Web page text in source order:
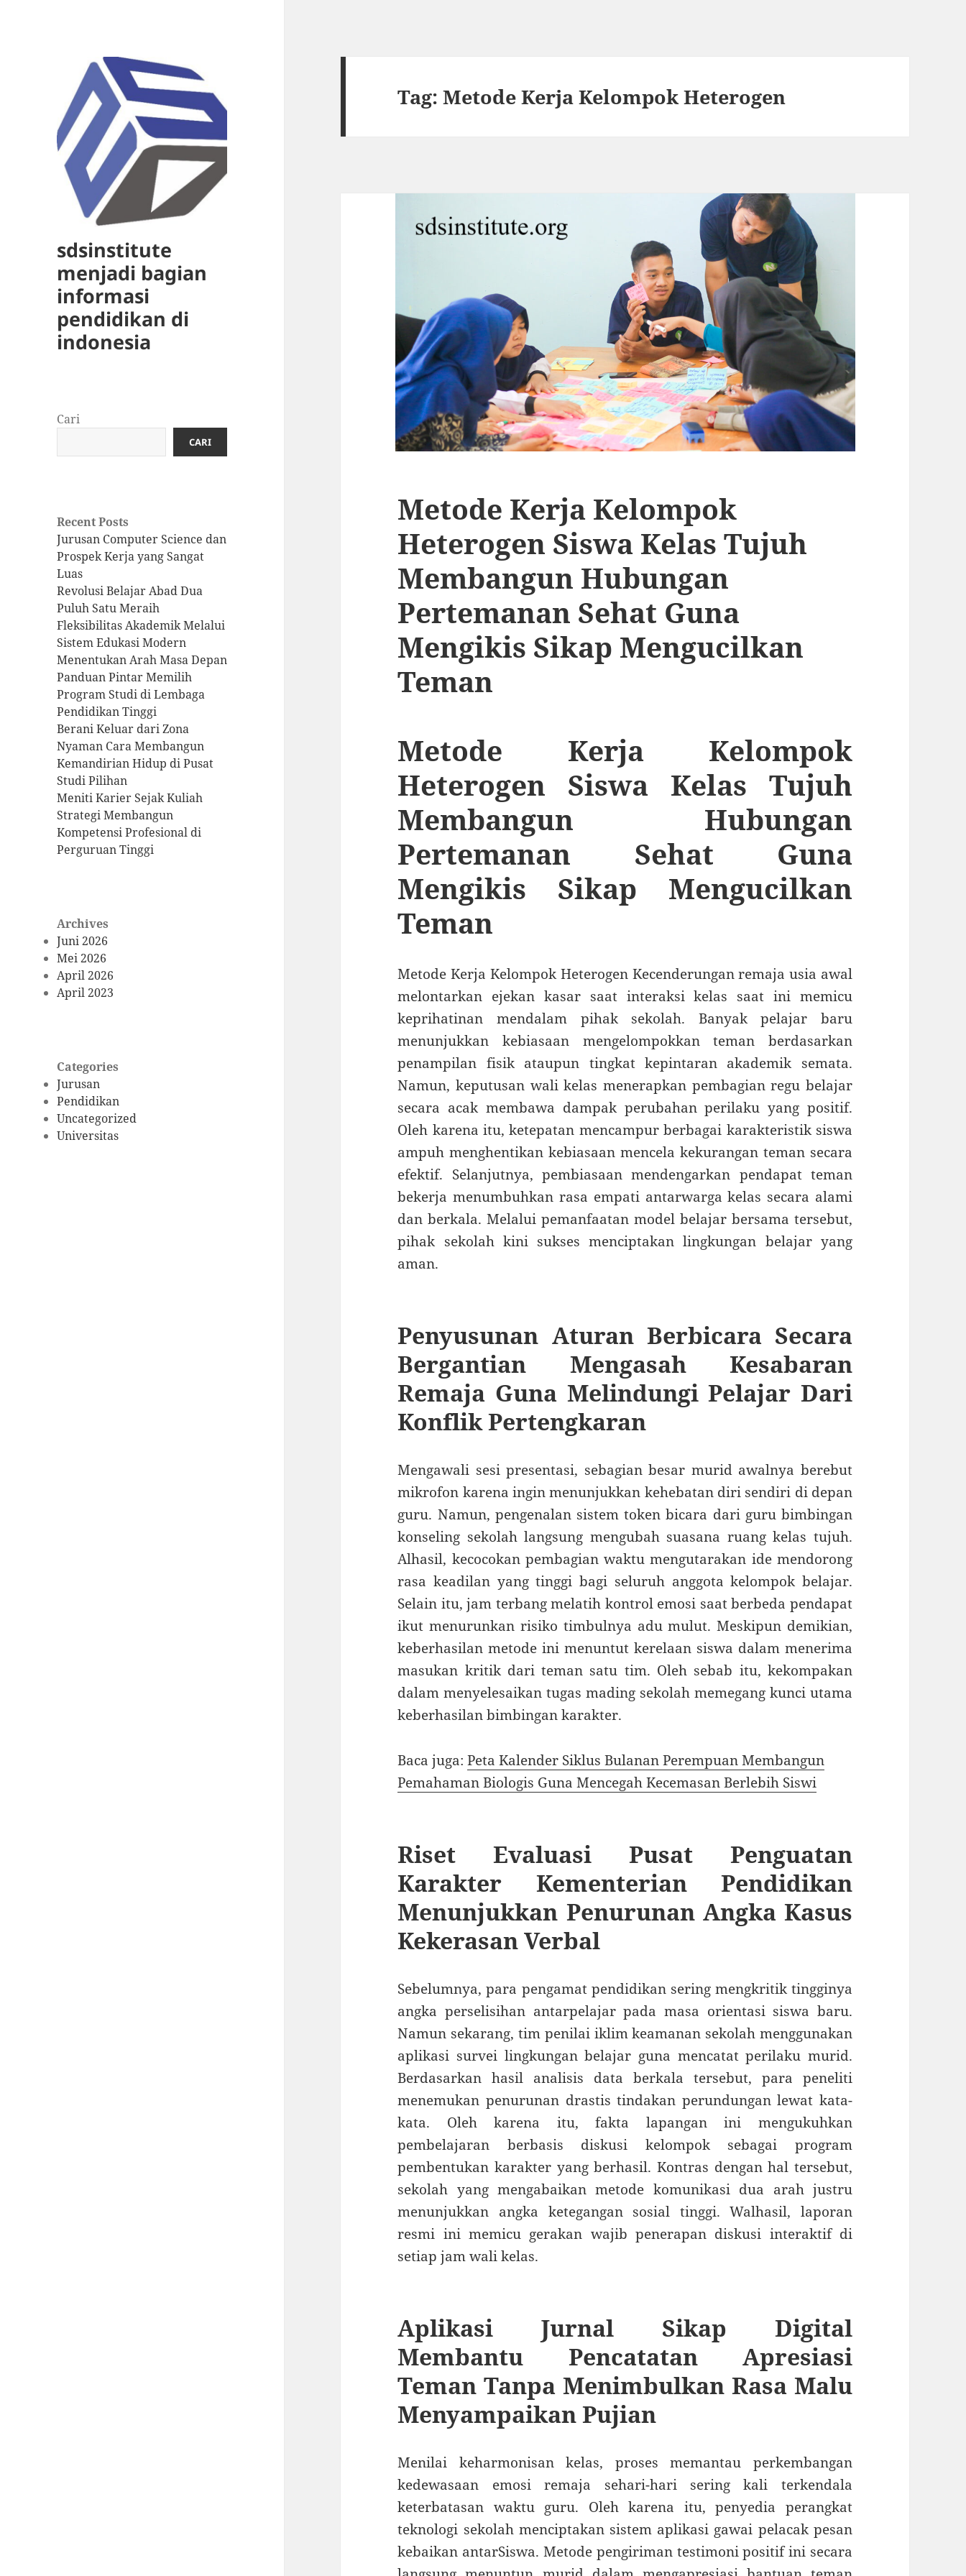
sdsinstitute
menjadi bagian
informasi
pendidikan di
indonesia
Cari
CARI
Recent Posts
Jurusan Computer Science dan
Prospek Kerja yang Sangat
Luas
Revolusi Belajar Abad Dua
Puluh Satu Meraih
Fleksibilitas Akademik Melalui
Sistem Edukasi Modern
Menentukan Arah Masa Depan
Panduan Pintar Memilih
Program Studi di Lembaga
Pendidikan Tinggi
Berani Keluar dari Zona
Nyaman Cara Membangun
Kemandirian Hidup di Pusat
Studi Pilihan
Meniti Karier Sejak Kuliah
Strategi Membangun
Kompetensi Profesional di
Perguruan Tinggi
Archives
Juni 2026
Mei 2026
April 2026
April 2023
Categories
Jurusan
Pendidikan
Uncategorized
Universitas
Tag:Metode Kerja Kelompok Heterogen
Metode Kerja Kelompok
Heterogen Siswa Kelas Tujuh
Membangun Hubungan
Pertemanan Sehat Guna
Mengikis Sikap Mengucilkan
Teman
Metode Kerja Kelompok
Heterogen Siswa Kelas Tujuh
Membangun Hubungan
Pertemanan Sehat Guna
Mengikis Sikap Mengucilkan
Teman
Metode Kerja Kelompok Heterogen Kecenderungan remaja usia awal
melontarkan ejekan kasar saat interaksi kelas saat ini memicu
keprihatinan mendalam pihak sekolah. Banyak pelajar baru
menunjukkan kebiasaan mengelompokkan teman berdasarkan
penampilan fisik ataupun tingkat kepintaran akademik semata.
Namun, keputusan wali kelas menerapkan pembagian regu belajar
secara acak membawa dampak perubahan perilaku yang positif.
Oleh karena itu, ketepatan mencampur berbagai karakteristik siswa
ampuh menghentikan kebiasaan mencela kekurangan teman secara
efektif. Selanjutnya, pembiasaan mendengarkan pendapat teman
bekerja menumbuhkan rasa empati antarwarga kelas secara alami
dan berkala. Melalui pemanfaatan model belajar bersama tersebut,
pihak sekolah kini sukses menciptakan lingkungan belajar yang
aman.
Penyusunan Aturan Berbicara Secara
Bergantian Mengasah Kesabaran
Remaja Guna Melindungi Pelajar Dari
Konflik Pertengkaran
Mengawali sesi presentasi, sebagian besar murid awalnya berebut
mikrofon karena ingin menunjukkan kehebatan diri sendiri di depan
guru. Namun, pengenalan sistem token bicara dari guru bimbingan
konseling sekolah langsung mengubah suasana ruang kelas tujuh.
Alhasil, kecocokan pembagian waktu mengutarakan ide mendorong
rasa keadilan yang tinggi bagi seluruh anggota kelompok belajar.
Selain itu, jam terbang melatih kontrol emosi saat berbeda pendapat
ikut menurunkan risiko timbulnya adu mulut. Meskipun demikian,
keberhasilan metode ini menuntut kerelaan siswa dalam menerima
masukan kritik dari teman satu tim. Oleh sebab itu, kekompakan
dalam menyelesaikan tugas mading sekolah memegang kunci utama
keberhasilan bimbingan karakter.
Baca juga:Peta Kalender Siklus Bulanan Perempuan Membangun
Pemahaman Biologis Guna Mencegah Kecemasan Berlebih Siswi
Riset Evaluasi Pusat Penguatan
Karakter Kementerian Pendidikan
Menunjukkan Penurunan Angka Kasus
Kekerasan Verbal
Sebelumnya, para pengamat pendidikan sering mengkritik tingginya
angka perselisihan antarpelajar pada masa orientasi siswa baru.
Namun sekarang, tim penilai iklim keamanan sekolah menggunakan
aplikasi survei lingkungan belajar guna mencatat perilaku murid.
Berdasarkan hasil analisis data berkala tersebut, para peneliti
menemukan penurunan drastis tindakan perundungan lewat kata-
kata. Oleh karena itu, fakta lapangan ini mengukuhkan
pembelajaran berbasis diskusi kelompok sebagai program
pembentukan karakter yang berhasil. Kontras dengan hal tersebut,
sekolah yang mengabaikan metode komunikasi dua arah justru
menunjukkan angka ketegangan sosial tinggi. Walhasil, laporan
resmi ini memicu gerakan wajib penerapan diskusi interaktif di
setiap jam wali kelas.
Aplikasi Jurnal Sikap Digital
Membantu Pencatatan Apresiasi
Teman Tanpa Menimbulkan Rasa Malu
Menyampaikan Pujian
Menilai keharmonisan kelas, proses memantau perkembangan
kedewasaan emosi remaja sehari-hari sering kali terkendala
keterbatasan waktu guru. Oleh karena itu, penyedia perangkat
teknologi sekolah menciptakan sistem aplikasi gawai pelacak pesan
kebaikan antarSiswa. Metode pengiriman testimoni positif ini secara